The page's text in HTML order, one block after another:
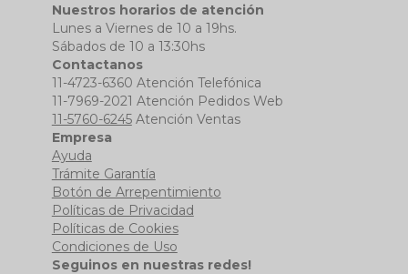
Nuestros horarios de atención
Lunes a Viernes de 10 a 19hs.
Sábados de 10 a 13:30hs
Contactanos
11-4723-6360 Atención Telefónica
11-7969-2021 Atención Pedidos Web
11-5760-6245Atención Ventas
Empresa
Ayuda
Trámite Garantía
Botón de Arrepentimiento
Políticas de Privacidad
Políticas de Cookies
Condiciones de Uso
Seguinos en nuestras redes!